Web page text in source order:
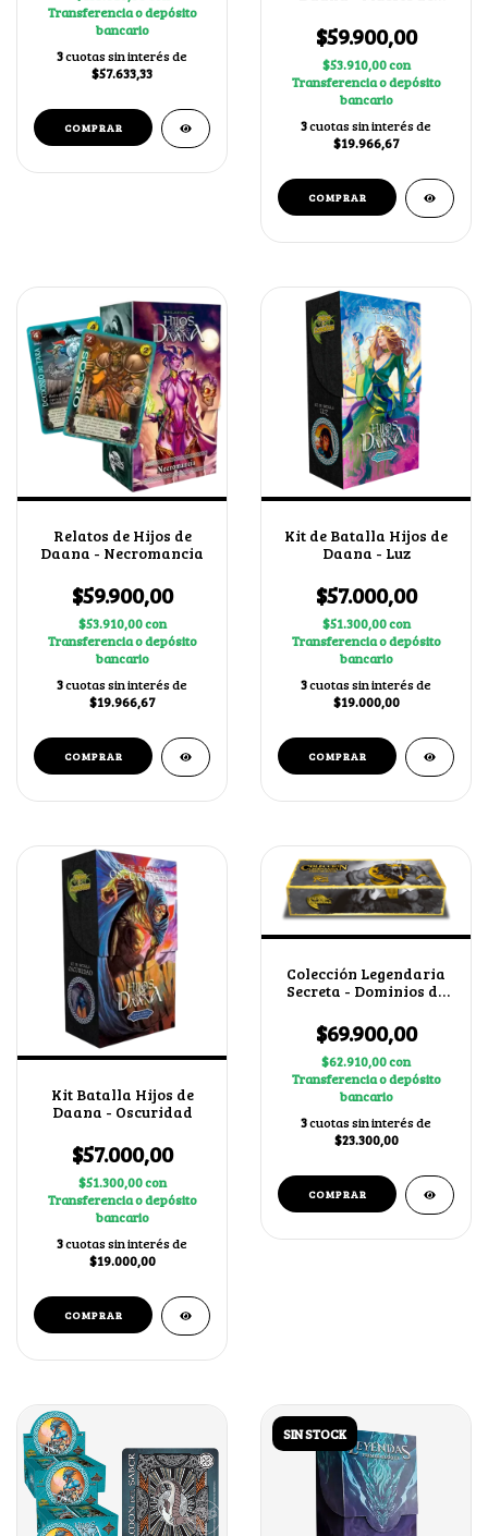
Transferencia o depósito
bancario
3cuotas sin interés de
$57.633,33
$59.900,00
$53.910,00con
Transferencia o depósito
bancario
3cuotas sin interés de
$19.966,67
Relatos de Hijos de
Daana - Necromancia
$59.900,00
$53.910,00con
Transferencia o depósito
bancario
3cuotas sin interés de
$19.966,67
Kit de Batalla Hijos de
Daana - Luz
$57.000,00
$51.300,00con
Transferencia o depósito
bancario
3cuotas sin interés de
$19.000,00
Kit Batalla Hijos de
Daana - Oscuridad
$57.000,00
$51.300,00con
Transferencia o depósito
bancario
3cuotas sin interés de
$19.000,00
Colección Legendaria
Secreta - Dominios de
$69.900,00
$62.910,00con
Transferencia o depósito
bancario
3cuotas sin interés de
$23.300,00
SIN STOCK